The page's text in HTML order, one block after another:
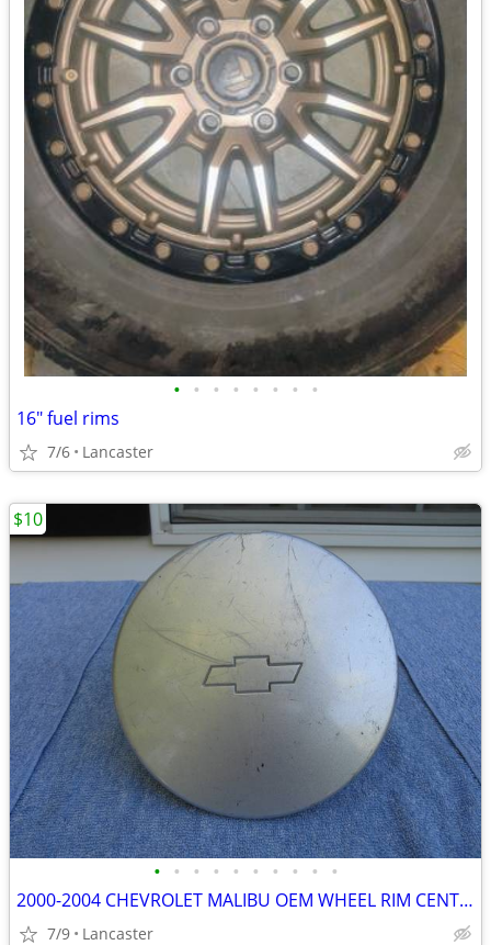
• • • • • • • •
16" fuel rims
7/6 Lancaster
• • • • • • • • • •
2000-2004 CHEVROLET MALIBU OEM WHEEL RIM CENTER CAP COVER 9593521
7/9 Lancaster
$10